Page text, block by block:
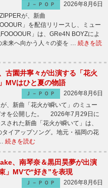
Ｊ－ＰＯＰ
2026年8月6日
が、新曲
」を配信リリースし、ミュー
」は、GRe4N BOYZによ
未来へ向かう人々の姿を … 続きを読
古園井寧々が出演する「花火
MVはひと夏の物語
Ｊ－ＰＯＰ
2026年8月6日
、新曲「花火が瞬いて」のミュー
オを公開した。 2026年7月29日に
された新曲「花火が瞬いて」は、
イアップソング。地元・福岡の花
続きを読む
、南琴奈＆黒田昊夢が出演
」MVで“好き”を表現
Ｊ－ＰＯＰ
2026年8月6日